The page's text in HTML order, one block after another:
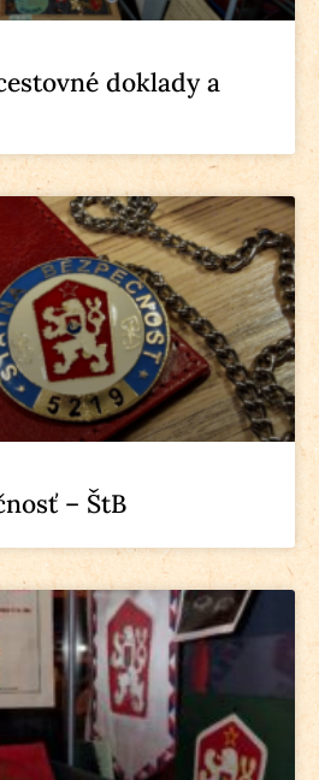
doklady a
– ŠtB